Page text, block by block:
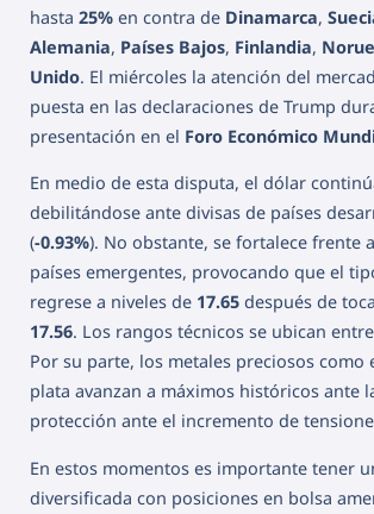
hasta 25% en contra de Dinamarca,
Alemania, Países Bajos, Finlandia,
Unido. El miércoles la atención del
puesta en las declaraciones de Trump
presentación en el Foro Económico
En medio de esta disputa, el dólar
debilitándose ante divisas de países
(-0.93%). No obstante, se fortalece frente
países emergentes, provocando que el
regrese a niveles de 17.65 después de
17.56. Los rangos técnicos se ubican entre
Por su parte, los metales preciosos como
plata avanzan a máximos históricos ante
protección ante el incremento de
En estos momentos es importante tener
diversificada con posiciones en bolsa